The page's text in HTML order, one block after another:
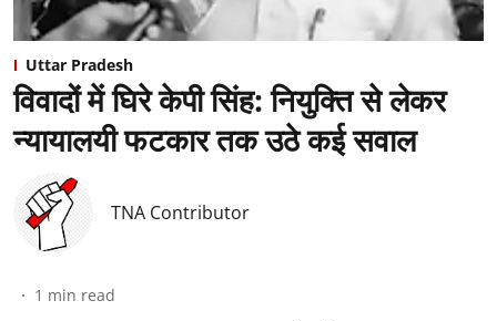
Uttar Pradesh
विवादों में घिरे केपी सिंह: नियुक्ति से लेकर
न्यायालयी फटकार तक उठे कई सवाल
TNA Contributor
1 min read